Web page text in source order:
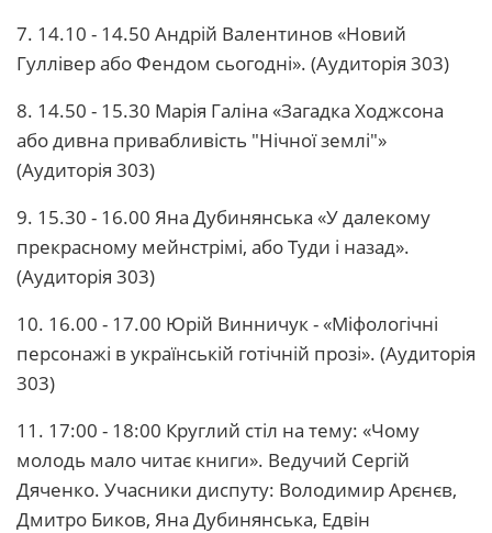
7. 14.10 - 14.50 Андрій Валентинов «Новий
Гуллівер або Фендом сьогодні». (Аудиторія 303)
8. 14.50 - 15.30 Марія Галіна «Загадка Ходжсона
або дивна привабливість "Нічної землі"»
(Аудиторія 303)
9. 15.30 - 16.00 Яна Дубинянська «У далекому
прекрасному мейнстрімі, або Туди і назад».
(Аудиторія 303)
10. 16.00 - 17.00 Юрій Винничук - «Міфологічні
персонажі в українській готічній прозі». (Аудиторія
303)
11. 17:00 - 18:00 Круглий стіл на тему: «Чому
молодь мало читає книги». Ведучий Сергій
Дяченко. Учасники диспуту: Володимир Арєнєв,
Дмитро Биков, Яна Дубинянська, Едвін